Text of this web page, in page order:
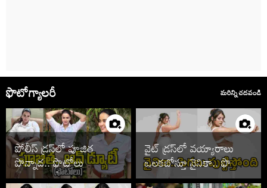
ఫొటోగ్యాలరీ మరిన్ని చదవండి
పోలీస్ డ్రస్‌లో పూజిత
పొన్నాడ.. ఫొటోలు
చూడాల్సిందే
వైట్ డ్రస్‌లో వయ్యారాలు
ఒలకబోస్తూ నైనికా.. ఫొటోలు
వైరల్